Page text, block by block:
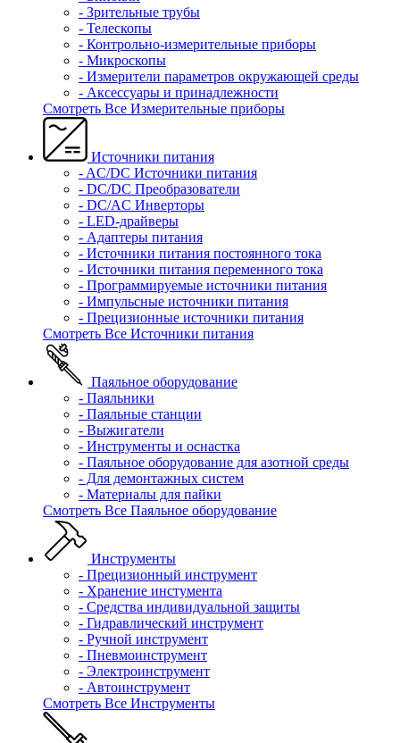
- Зрительные трубы
- Телескопы
- Контрольно-измерительные приборы
- Микроскопы
- Измерители параметров окружающей среды
- Аксессуары и принадлежности
Смотреть Все Измерительные приборы
Источники питания
- AC/DC Источники питания
- DC/DC Преобразователи
- DC/AC Инверторы
- LED-драйверы
- Адаптеры питания
- Источники питания постоянного тока
- Источники питания переменного тока
- Программируемые источники питания
- Импульсные источники питания
- Прецизионные источники питания
Смотреть Все Источники питания
Паяльное оборудование
- Паяльники
- Паяльные станции
- Выжигатели
- Инструменты и оснастка
- Паяльное оборудование для азотной среды
- Для демонтажных систем
- Материалы для пайки
Смотреть Все Паяльное оборудование
Инструменты
- Прецизионный инструмент
- Хранение инстумента
- Средства индивидуальной защиты
- Гидравлический инструмент
- Ручной инструмент
- Пневмоинструмент
- Электроинструмент
- Автоинструмент
Смотреть Все Инструменты